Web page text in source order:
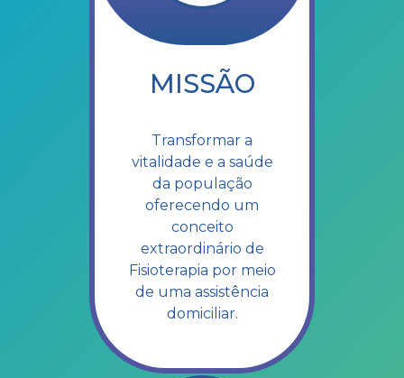
MISSÃO
Transformar a
vitalidade e a saúde
da população
oferecendo um
conceito
extraordinário de
Fisioterapia por meio
de uma assistência
domiciliar.